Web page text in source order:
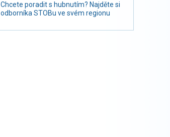
Chcete poradit s hubnutím? Najděte si
odborníka STOBu ve svém regionu